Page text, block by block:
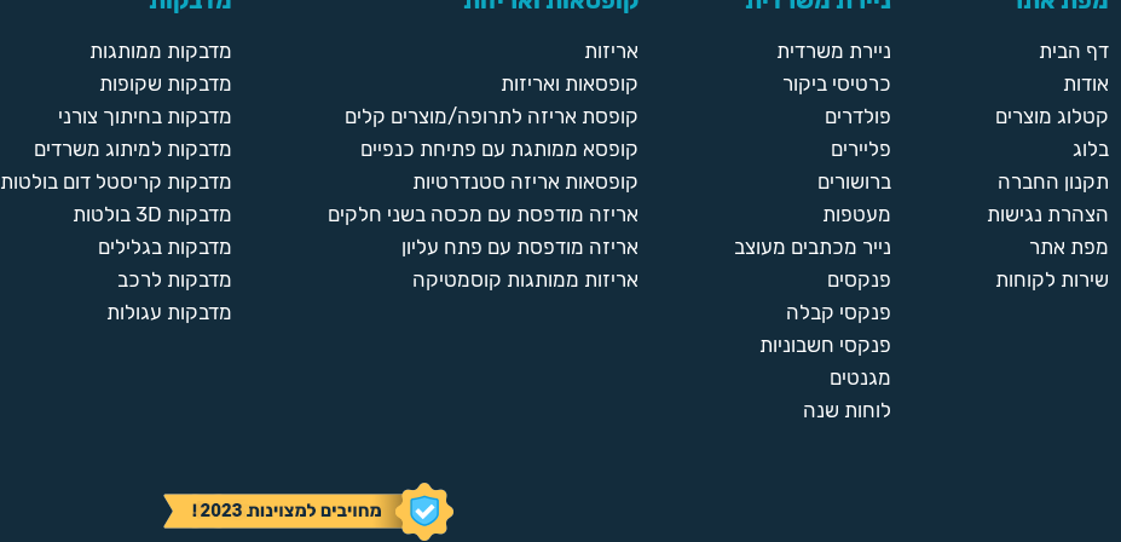
דף הבית
אודות
קטלוג מוצרים
בלוג
תקנון החברה
הצהרת נגישות
מפת אתר
שירות לקוחות
ניירת משרדית
כרטיסי ביקור
פולדרים
פליירים
ברושורים
מעטפות
נייר מכתבים מעוצב
פנקסים
פנקסי קבלה
פנקסי חשבוניות
מגנטים
לוחות שנה
אריזות
קופסאות ואריזות
קופסת אריזה לתרופה/מוצרים קלים
קופסא ממותגת עם פתיחת כנפיים
קופסאות אריזה סטנדרטיות
אריזה מודפסת עם מכסה בשני חלקים
אריזה מודפסת עם פתח עליון
אריזות ממותגות קוסמטיקה
מדבקות ממותגות
מדבקות שקופות
מדבקות בחיתוך צורני
מדבקות למיתוג משרדים
מדבקות קריסטל דום בולטות
מדבקות 3D בולטות
מדבקות בגלילים
מדבקות לרכב
מדבקות עגולות